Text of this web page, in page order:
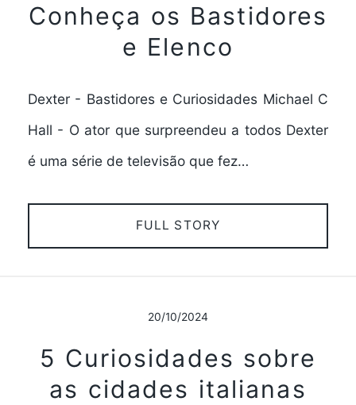
Conheça os Bastidores
e Elenco
Dexter - Bastidores e Curiosidades Michael C
Hall - O ator que surpreendeu a todos Dexter
é uma série de televisão que fez…
FULL STORY
20/10/2024
5 Curiosidades sobre
as cidades italianas